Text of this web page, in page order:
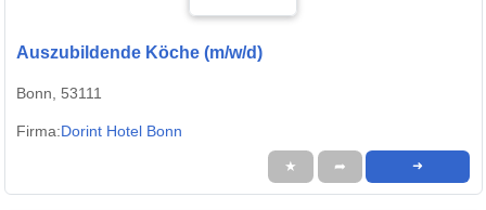
Auszubildende Köche (m/w/d)
Bonn, 53111
Firma:Dorint Hotel Bonn
★ ➦ ➜